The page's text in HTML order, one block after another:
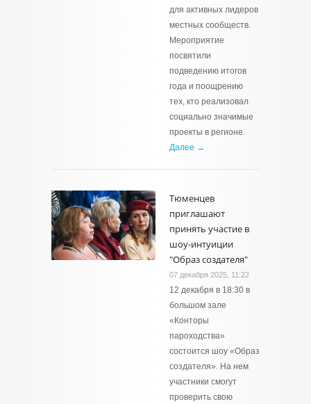
для активных лидеров
местных сообществ.
Мероприятие
посвятили
подведению итогов
года и поощрению
тех, кто реализовал
социально значимые
проекты в регионе.
Далее →
Тюменцев
приглашают
принять участие в
шоу-интуиции
"Образ создателя"
07 декабря 2025, 11:22
12 декабря в 18:30 в
большом зале
«Конторы
пароходства»
состоится шоу «Образ
создателя». На нем
участники смогут
проверить свою